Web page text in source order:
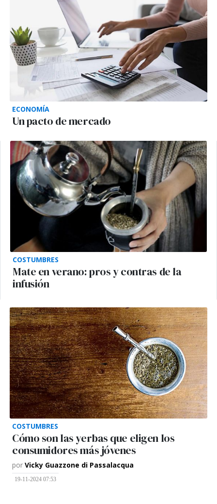
ECONOMÍA
Un pacto de mercado
COSTUMBRES
Mate en verano: pros y contras de la
infusión
COSTUMBRES
Cómo son las yerbas que eligen los
consumidores más jóvenes
por Vicky Guazzone di Passalacqua
19-11-2024 07:53